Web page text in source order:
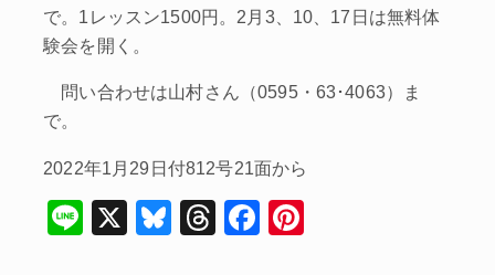
で。1レッスン1500円。2月3、10、17日は無料体
験会を開く。
問い合わせは山村さん（0595・63･4063）ま
で。
2022年1月29日付812号21面から
Li
X
Bl
T
F